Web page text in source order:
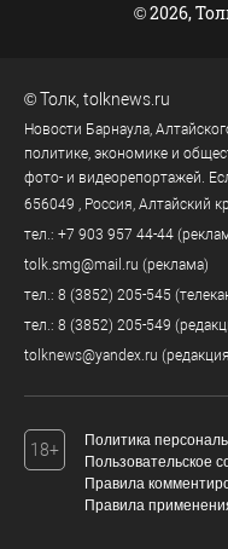
© 2026,
©Толк tolknews.ru
Новости Барнаула,
политике, экономике и
фото- и видеорепортажей.
656049 , Россия, Алтайский
тел.: +7 903 957 44-44
tolk.smg@mail.ru (реклама)
тел.: 8 (3852) 205-545
тел.: 8 (3852) 205-549
tolknews@yandex.ru
18+
Политика
Пользовательское
Правила
Правила